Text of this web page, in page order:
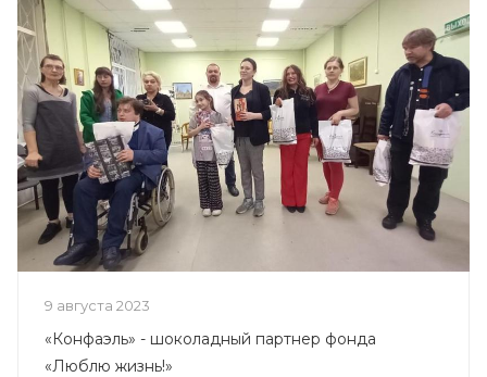
9 августа 2023
«Конфаэль» - шоколадный партнер фонда
«Люблю жизнь!»